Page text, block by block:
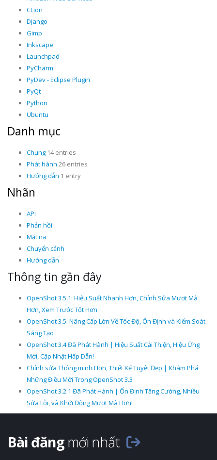
CLion
Django
Gimp
Inkscape
Launchpad
PyCharm
PyDev - Eclipse Plugin
PyQt
Python
Ubuntu
Danh mục
Chung 14 entries
Phát hành 26 entries
Hướng dẫn 1 entry
Nhãn
API
Phản hồi
Mặt nạ
Chuyển cảnh
Hướng dẫn
Thông tin gần đây
OpenShot 3.5.1: Hiệu Suất Nhanh Hơn, Chỉnh Sửa Mượt Mà
Hơn, Xem Trước Tốt Hơn
OpenShot 3.5: Nâng Cấp Lớn Về Tốc Độ, Ổn Định và Kiểm Soát
Sáng Tạo
OpenShot 3.4 Đã Phát Hành | Hiệu Suất Cải Thiện, Hiệu Ứng
Mới, Cập Nhật Hấp Dẫn!
Chỉnh sửa Thông minh Hơn, Thiết Kế Tuyệt Đẹp | Khám Phá
Những Điều Mới Trong OpenShot 3.3
OpenShot 3.2.1 Đã Phát Hành | Ổn Định Tăng Cường, Nhiều
Sửa Lỗi, và Khởi Động Mượt Mà Hơn!
Bài đăng mới nhất